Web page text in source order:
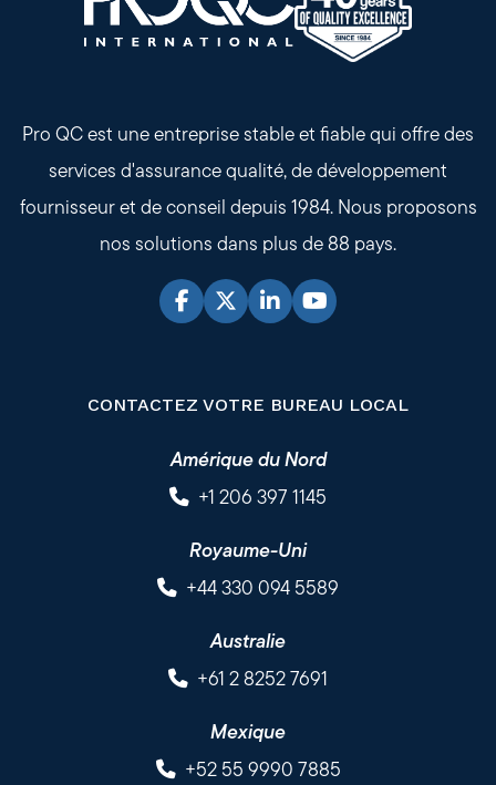
Pro QC est une entreprise stable et fiable qui offre des
services d'assurance qualité, de développement
fournisseur et de conseil depuis 1984. Nous proposons
nos solutions dans plus de 88 pays.
CONTACTEZ VOTRE BUREAU LOCAL
Amérique du Nord
+1 206 397 1145
Royaume-Uni
+44 330 094 5589
Australie
+61 2 8252 7691
Mexique
+52 55 9990 7885